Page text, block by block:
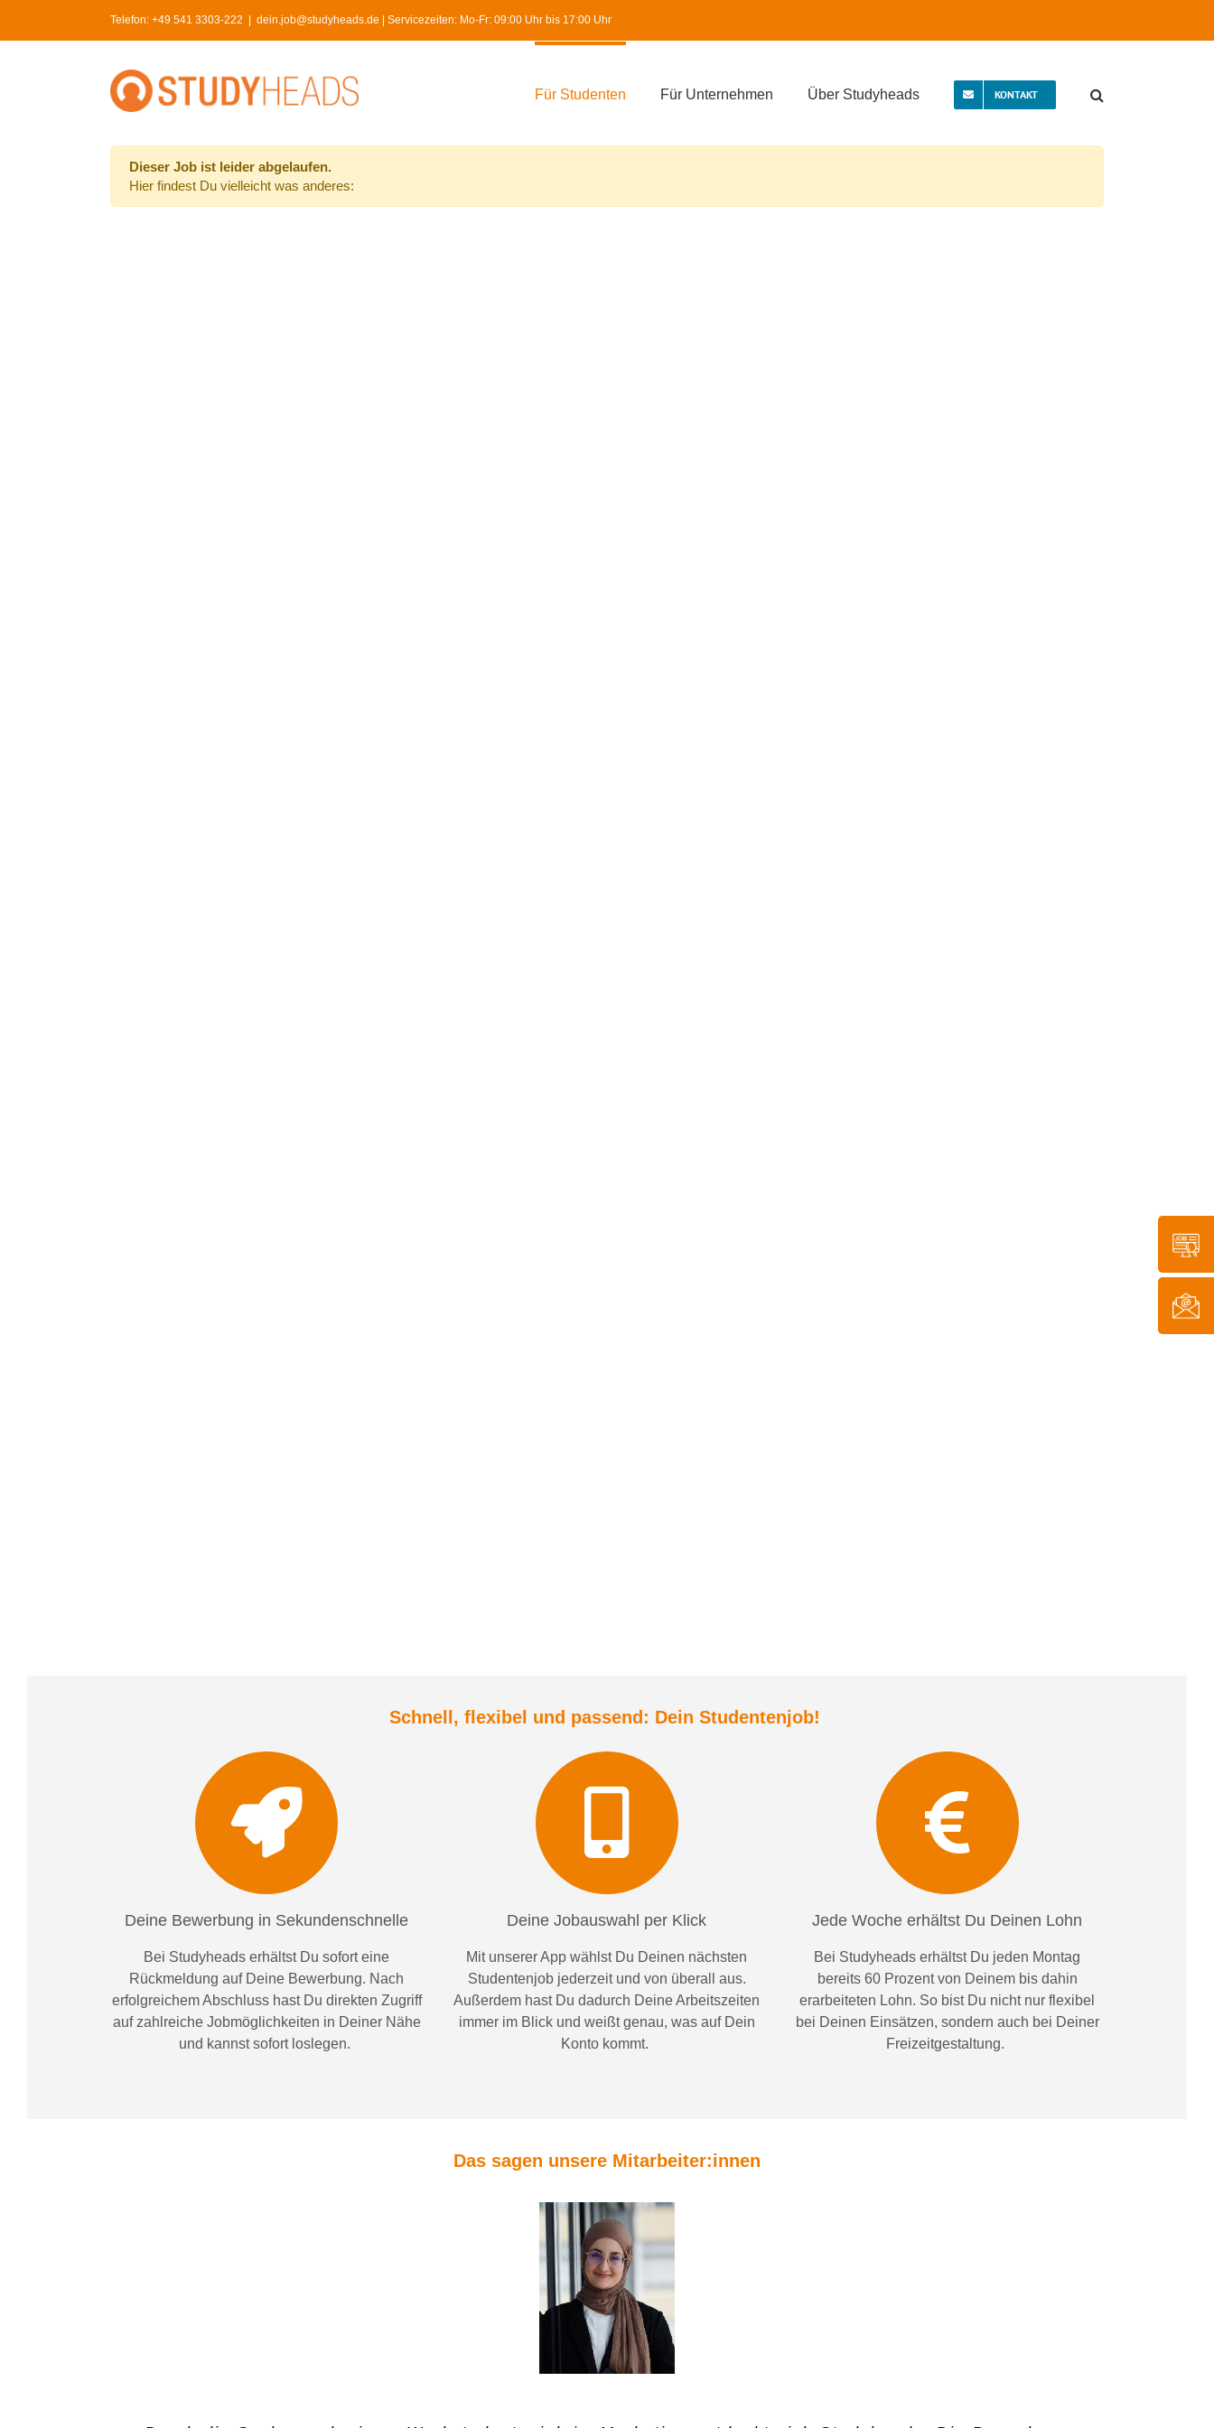
Telefon: +49 541 3303-222 dein.job@studyheads.de | Servicezeiten: Mo-Fr: 09:00 Uhr bis 17:00 Uhr
Für Studenten Für Unternehmen Über Studyheads KONTAKT
Dieser Job ist leider abgelaufen.
Hier findest Du vielleicht was anderes:
Schnell, flexibel und passend: Dein Studentenjob!
Deine Bewerbung in Sekundenschnelle
Bei Studyheads erhältst Du sofort eine
Rückmeldung auf Deine Bewerbung. Nach
erfolgreichem Abschluss hast Du direkten Zugriff
auf zahlreiche Jobmöglichkeiten in Deiner Nähe
und kannst sofort loslegen.
Deine Jobauswahl per Klick
Mit unserer App wählst Du Deinen nächsten
Studentenjob jederzeit und von überall aus.
Außerdem hast Du dadurch Deine Arbeitszeiten
immer imBlick und weißtgenau, was auf Dein
Konto kommt.
Jede Woche erhältst Du Deinen Lohn
Bei Studyheads erhältst Du jeden Montag
bereits 60 Prozent von Deinem bis dahin
erarbeiteten Lohn. So bist Du nicht nur flexibel
bei Deinen Einsätzen, sondern auch bei Deiner
Freizeitgestaltung.
Das sagen unsere Mitarbeiter:innen